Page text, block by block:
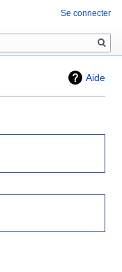
Aide
Se connecter